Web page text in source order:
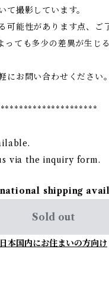
て撮影しています。
能性があります点、ご
ても多少の差異が生じ
にお問い合わせください。
via the inquiry form.
shipping
Sold out
日本国内にお住まいの方向け